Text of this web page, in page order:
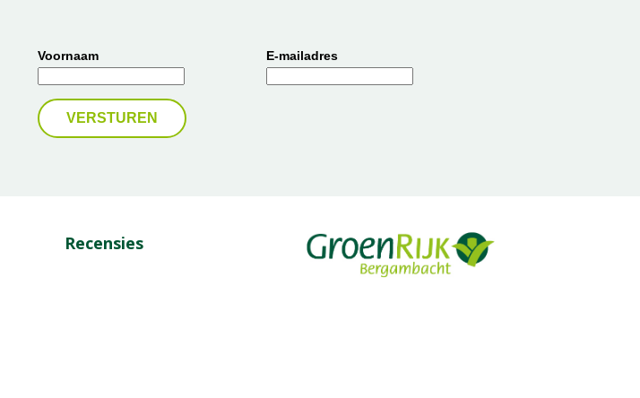
Voornaam E-mailadres
Recensies